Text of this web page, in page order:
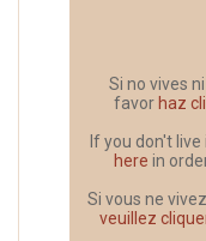
Si no vives
favor haz
If you don't
here in
Si vous ne
veuillez